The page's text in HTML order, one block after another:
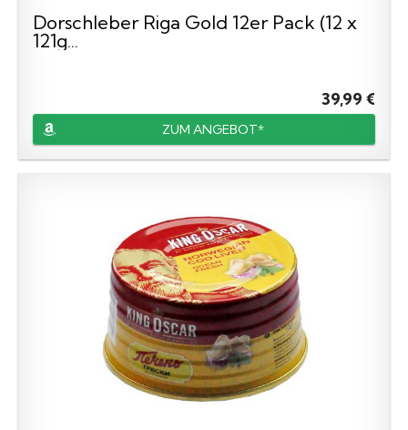
Dorschleber Riga Gold 12er Pack (12 x
121g...
39,99 €
ZUM ANGEBOT*